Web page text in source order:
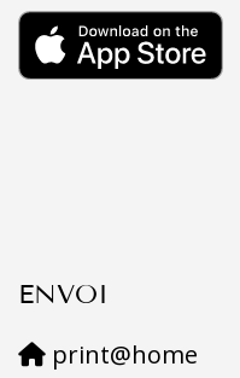
ENVOI
print@home